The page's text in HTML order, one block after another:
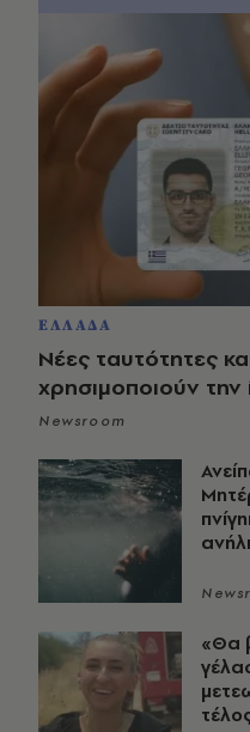
ΕΛΛΑΔΑ
Νέες ταυτότητες
χρησιμοποιούν την
Newsroom
«Θα